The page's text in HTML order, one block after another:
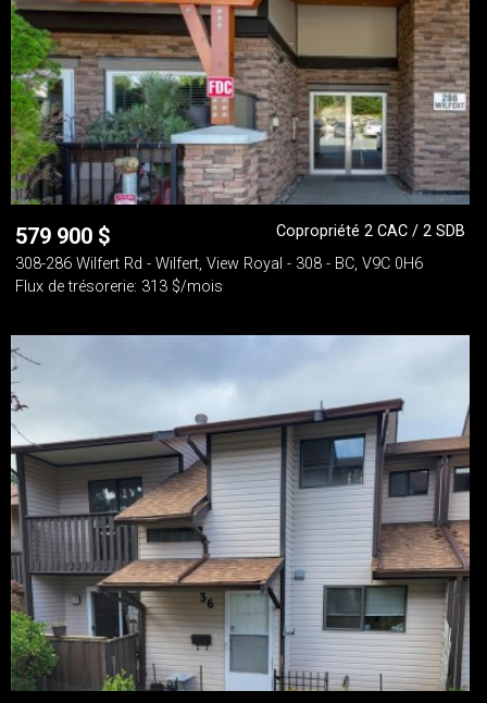
579 900 $
Copropriété 2 CAC / 2 SDB
308-286 Wilfert Rd - Wilfert, View Royal - 308 - BC, V9C 0H6
Flux de trésorerie: 313 $/mois